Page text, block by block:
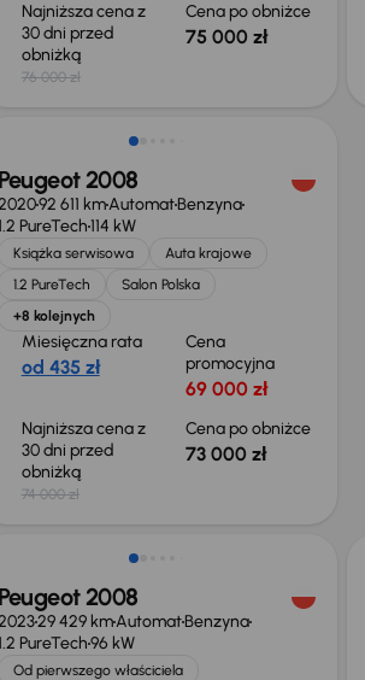
Najniższa cena z
30 dni przed
obniżką
76 000 zł
Cena po obniżce
75 000 zł
Taniej o 1 000 zł
Peugeot 2008
92 611 kmAutomatBenzyna
PureTech114 kW
Książka serwisowa
Auta krajowe
1.2 PureTech
Salon Polska
+8 kolejnych
Miesięczna rata
od 435 zł
Cena
promocyjna
69 000 zł
Najniższa cena z
30 dni przed
obniżką
74 000 zł
Cena po obniżce
73 000 zł
Możliwość odliczenia VAT
Peugeot 2008
29 429 kmAutomatBenzyna
PureTech96 kW
Od pierwszego właściciela